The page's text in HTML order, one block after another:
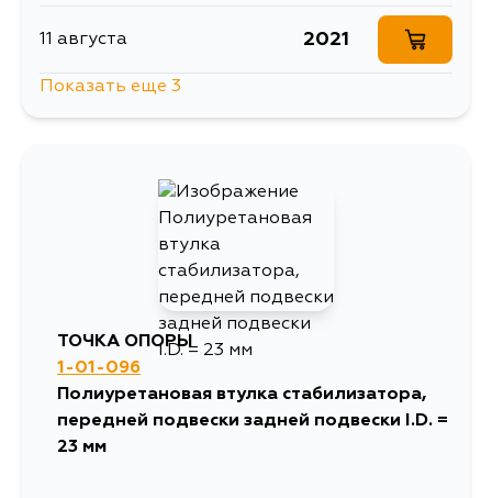
11 августа 2021
Показать еще 3
ТОЧКА ОПОРЫ
1-01-096
Полиуретановая втулка стабилизатора,
передней подвески задней подвески I.D. =
23 мм